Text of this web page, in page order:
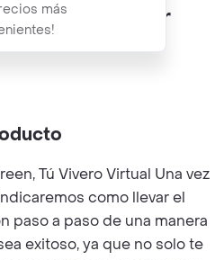
más
De Flor
Tú Vivero Virtual Una vez
como llevar el
paso a paso de una manera
exitoso, ya que no solo te